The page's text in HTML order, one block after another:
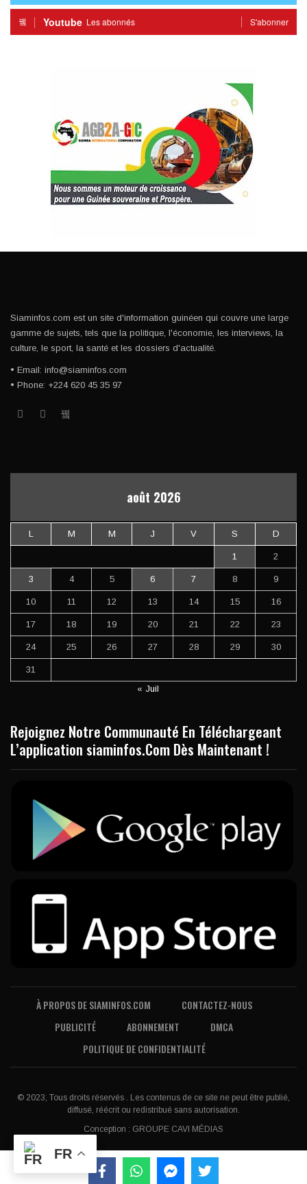
Youtube Les abonnés S'abonner
Siaminfos.com est un site d'information guinéen qui couvre une large
gamme de sujets, tels que la politique, l'économie, les interviews, la
culture, le sport, la santé et les dossiers d'actualité.
• Email: info@siaminfos.com
• Phone: +224 620 45 35 97
août 2026
L M M J V S D
1 2
3 4 5 6 7 8 9
10 11 12 13 14 15 16
17 18 19 20 21 22 23
24 25 26 27 28 29 30
31
« Juil
Rejoignez Notre Communauté En Téléchargeant
L’application siaminfos.Com Dès Maintenant !
À PROPOS DE SIAMINFOS.COM
CONTACTEZ-NOUS
PUBLICITÉ
ABONNEMENT
DMCA
POLITIQUE DE CONFIDENTIALITÉ
© 2023, Tous droits réservés . Les contenus de ce site ne peut être publié,
diffusé, réécrit ou redistribué sans autorisation.
Conception : GROUPE CAVI MÉDIAS
FR